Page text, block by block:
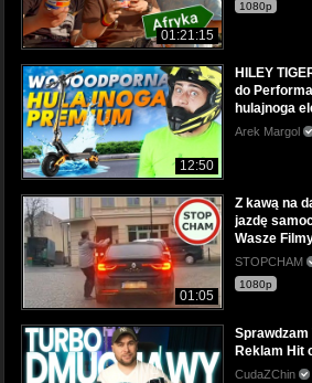
01:21:15
1080p
12:50
HILEY
do
hulajnoga
Arek Margol
01:05
Z kawą na
jazdę
Wasze
STOPCHAM
1080p
Sprawdzam
Reklam Hit
CudaZChin